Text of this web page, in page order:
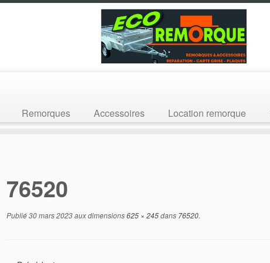
Remorques Accessoires Location remorque
76520
Publié30 mars 2023aux dimensions625 × 245dans 76520.